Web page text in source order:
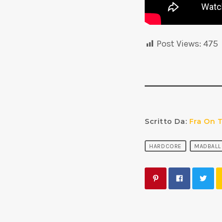
Post Views: 475
Scritto Da: Fra On
HARDCORE MADBALL